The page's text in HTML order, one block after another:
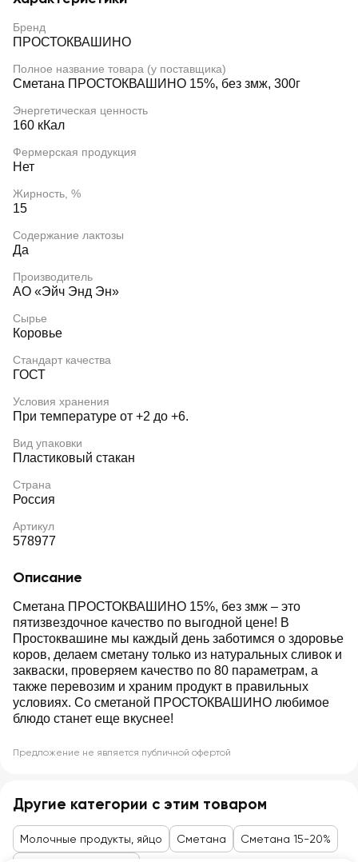
Бренд
ПРОСТОКВАШИНО
Полное название товара (у поставщика)
Сметана ПРОСТОКВАШИНО 15%, без змж, 300г
Энергетическая ценность
160 кКал
Фермерская продукция
Нет
Жирность, %
15
Содержание лактозы
Да
Производитель
АО «Эйч Энд Эн»
Сырье
Коровье
Стандарт качества
ГОСТ
Условия хранения
При температуре от +2 до +6.
Вид упаковки
Пластиковый стакан
Страна
Россия
Артикул
578977
Описание
Сметана ПРОСТОКВАШИНО 15%, без змж – это
пятизвездочное качество по выгодной цене! В
Простоквашине мы каждый день заботимся о здоровье
коров, делаем сметану только из натуральных сливок и
закваски, проверяем качество по 80 параметрам, а
также перевозим и храним продукт в правильных
условиях. Со сметаной ПРОСТОКВАШИНО любимое
блюдо станет еще вкуснее!
Предложение не является публичной офертой
Другие категории с этим товаром
Молочные продукты, яйцо Сметана Сметана 15-20%